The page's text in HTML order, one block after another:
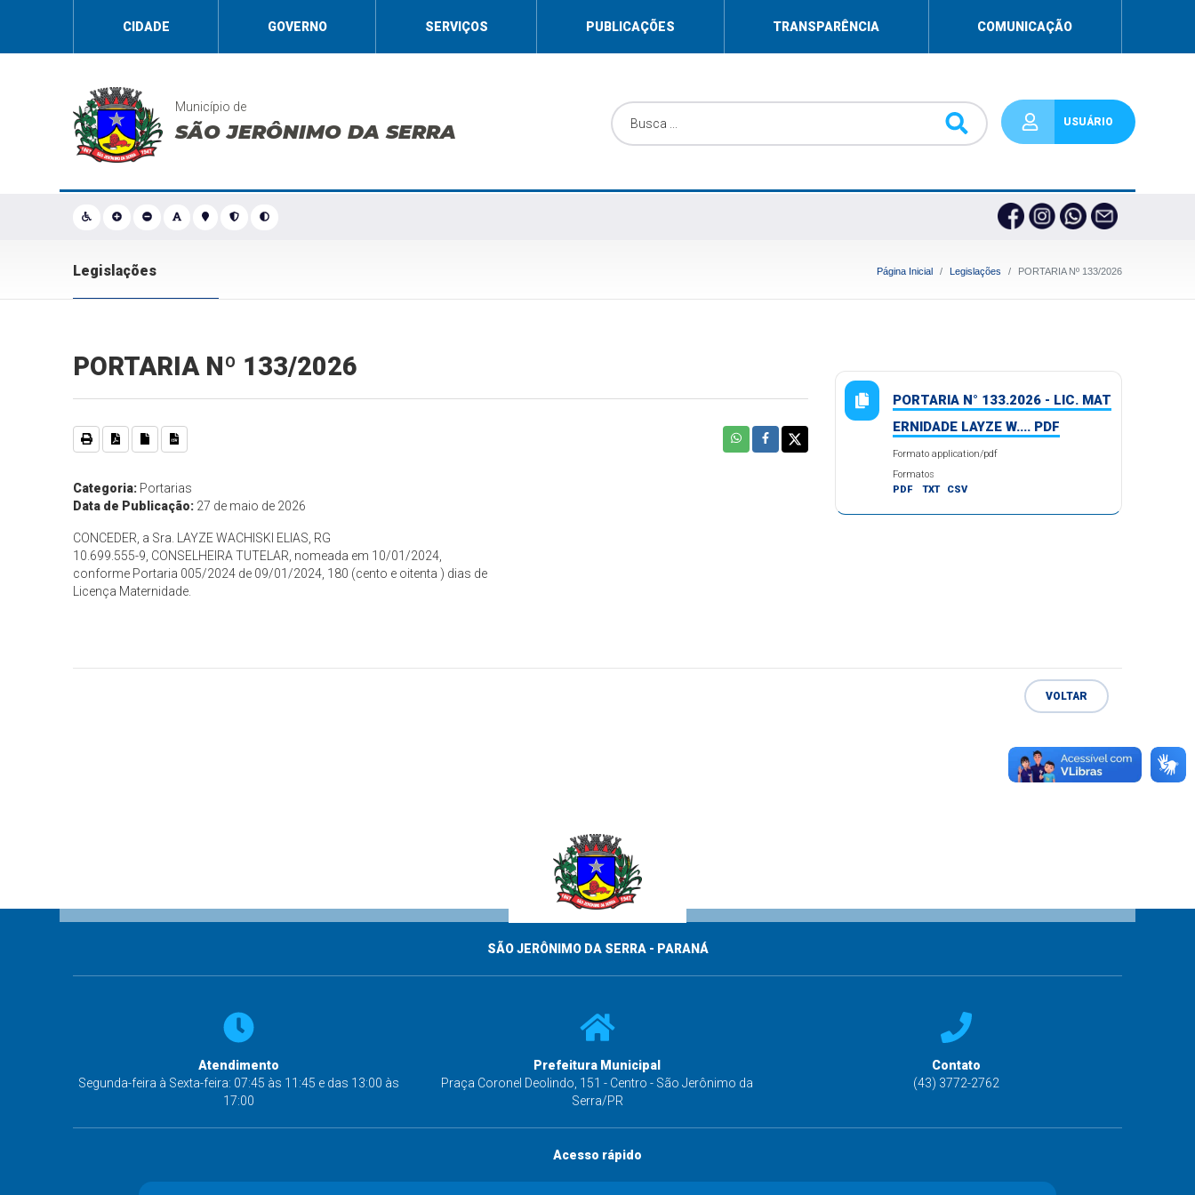
CIDADE GOVERNO SERVIÇOS PUBLICAÇÕES TRANSPARÊNCIA COMUNICAÇÃO
Município de
SÃO JERÔNIMO DA SERRA USUÁRIO
Legislações Página Inicial Legislações PORTARIA Nº 133/2026
PORTARIA Nº 133/2026
Categoria: Portarias
Data de Publicação: 27 de maio de 2026
CONCEDER, a Sra. LAYZE WACHISKI ELIAS, RG
10.699.555-9, CONSELHEIRA TUTELAR, nomeada em 10/01/2024,
conforme Portaria 005/2024 de 09/01/2024, 180 (cento e oitenta ) dias de
Licença Maternidade.
PORTARIA N° 133.2026 - LIC. MAT
ERNIDADE LAYZE W.... PDF
Formato application/pdf
Formatos
PDF
TXT CSV
VOLTAR
SÃO JERÔNIMO DA SERRA - PARANÁ
Atendimento
Segunda-feira à Sexta-feira: 07:45 às 11:45 e das 13:00 às
17:00
Prefeitura Municipal
Praça Coronel Deolindo, 151 - Centro - São Jerônimo da
Serra/PR
Contato
(43) 3772-2762
Acesso rápido